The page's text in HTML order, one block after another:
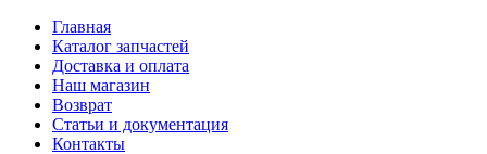
Главная
Каталог запчастей
Доставка и оплата
Наш магазин
Возврат
Статьи и документация
Контакты